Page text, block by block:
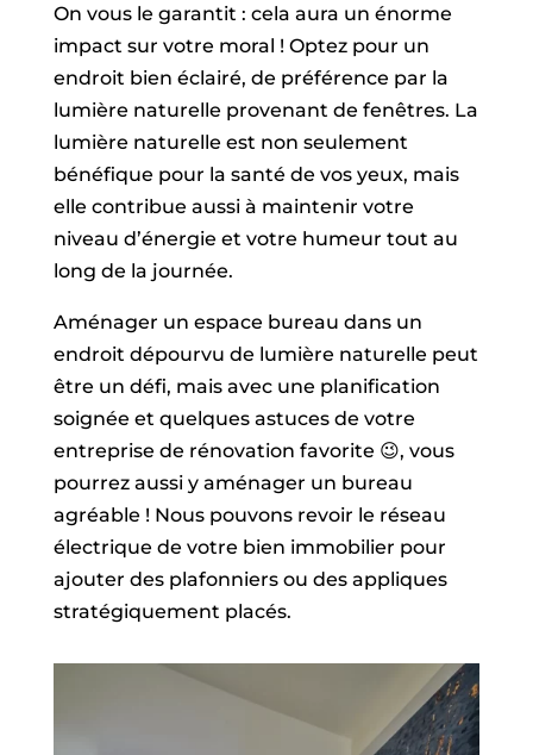
On vous le garantit : cela aura un énorme
impact sur votre moral ! Optez pour un
endroit bien éclairé, de préférence par la
lumière naturelle provenant de fenêtres. La
lumière naturelle est non seulement
bénéfique pour la santé de vos yeux, mais
elle contribue aussi à maintenir votre
niveau d’énergie et votre humeur tout au
long de la journée.
Aménager un espace bureau dans un
endroit dépourvu de lumière naturelle peut
être un défi, mais avec une planification
soignée et quelques astuces de votre
entreprise de rénovation favorite 😉, vous
pourrez aussi y aménager un bureau
agréable ! Nous pouvons revoir le réseau
électrique de votre bien immobilier pour
ajouter des plafonniers ou des appliques
stratégiquement placés.